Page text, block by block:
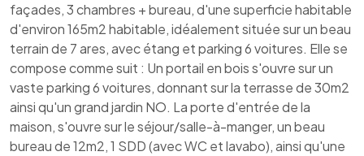
façades, 3 chambres + bureau, d'une superficie habitable
d'environ 165m2 habitable, idéalement située sur un beau
terrain de 7 ares, avec étang et parking 6 voitures. Elle se
compose comme suit : Un portail en bois s'ouvre sur un
vaste parking 6 voitures, donnant sur la terrasse de 30m2
ainsi qu'un grand jardin NO. La porte d'entrée de la
maison, s'ouvre sur le séjour/salle-à-manger, un beau
bureau de 12m2, 1 SDD (avec WC et lavabo), ainsi qu'une